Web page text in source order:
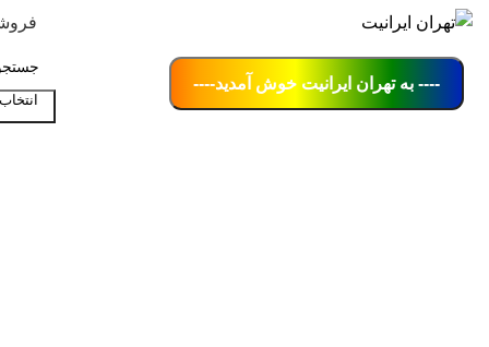
---- به تهران ایرانیت خوش آمدید----
جستجو